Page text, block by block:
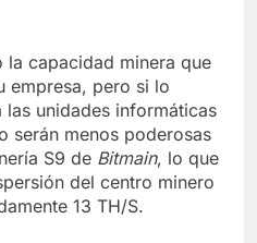
capacidad minera que
empresa, pero si lo
unidades informáticas
serán menos poderosas
S9 de Bitmain, lo que
del centro minero
13 TH/S.